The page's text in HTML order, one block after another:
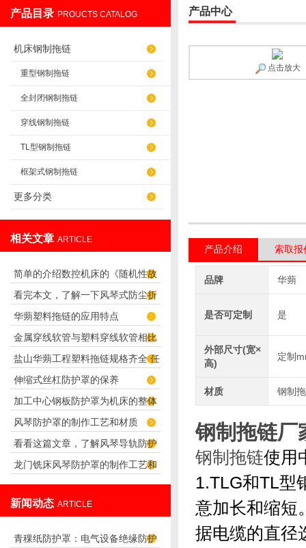
产品目录 PROUCTS CATALOG
机床钢制拖链
重型钢制拖链
全封闭钢制拖链
穿线钢制拖链
TL型钢制拖链
框架式钢制拖链
更多分类
相关文章 ARTICLE
简单的介绍数控机床的《随机性故
障》
看完本文，了解一下风琴式防尘折
布的产品特点
华蒴塑料拖链的应用特点
金属穿线软管与塑料穿线软管相比
谁应用更广泛？
盐山华蒴工程塑料拖链规格齐全 任
君选择！
伸缩式丝杠防护罩的保养
加工中心钢板防护罩为机床的整体
造型增添了无限色彩
风琴防护罩的制作工艺和材质
看看这篇文章，了解风琴导轨防护
罩的特性
龙门铣床风琴防护罩的制作工艺和
新闻动态 ARTICLE
青稞纸防护罩：电气设备绝缘防护
产品中心
点击放大
产品介绍 索取报
品牌 华蒴
是否可定制 是
外部尺寸(宽×
高)
定制
材质 钢制
钢制拖链厂
钢制拖链使用
1.TLG和TL型
意加长和缩短
据电缆的直径